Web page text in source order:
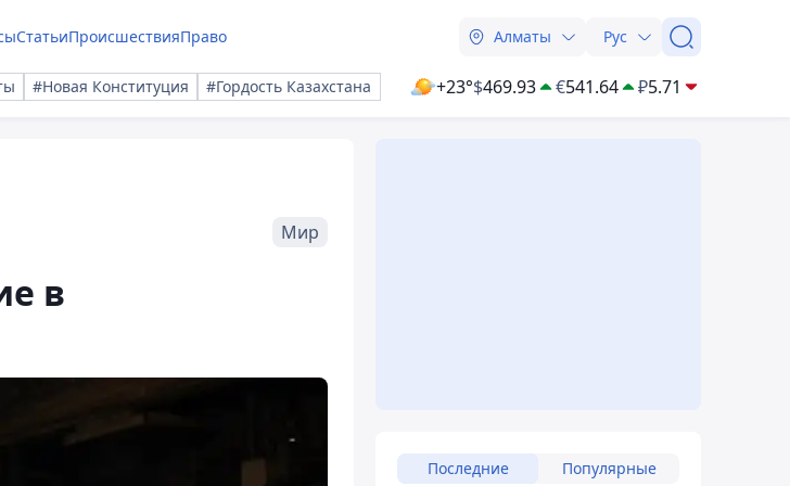
СтатьиПроисшествияПраво Алматы Рус
#Новая Конституция #Гордость Казахстана +23°$469.93 €541.64 ₽5.71
Мир
в
Последние Популярные